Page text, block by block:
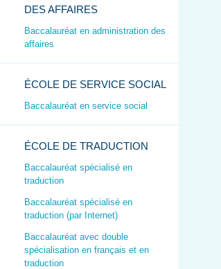
DES AFFAIRES
Baccalauréat en administration des
affaires
ÉCOLE DE SERVICE SOCIAL
Baccalauréat en service social
ÉCOLE DE TRADUCTION
Baccalauréat spécialisé en
traduction
Baccalauréat spécialisé en
traduction (par Internet)
Baccalauréat avec double
spécialisation en français et en
traduction